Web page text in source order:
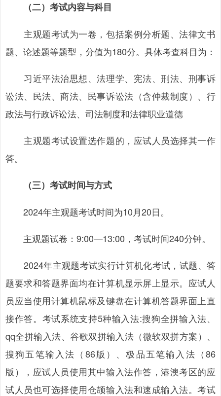
（二）考试内容与科目
主观题考试为一卷，包括案例分析题、法律文书
题、论述题等题型，分值为180分。具体考查科目为：
习近平法治思想、法理学、宪法、刑法、刑事诉
讼法、民法、商法、民事诉讼法（含仲裁制度）、行
政法与行政诉讼法、司法制度和法律职业道德
主观题考试设置选作题的，应试人员选择其一作
答。
（三）考试时间与方式
2024年主观题考试时间为10月20日。
主观题试卷：9:00—13:00，考试时间240分钟。
2024年主观题考试实行计算机化考试，试题、答
题要求和答题界面均在计算机显示屏上显示。应试人
员应当使用计算机鼠标及键盘在计算机答题界面上直
接作答。考试系统支持5种输入法:搜狗全拼输入法、
qq全拼输入法、谷歌双拼输入法（微软双拼方案）、
搜狗五笔输入法（86版）、极品五笔输入法（86
版），应试人员使用其中输入法作答，港澳考区的应
试人员也可选择使用仓颉输入法和速成输入法。考试